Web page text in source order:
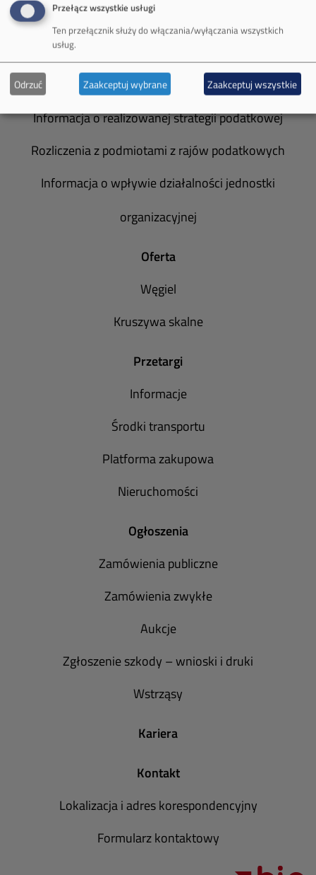
Zakład Górniczy Janina
Galeria zdjęć
Informacja o realizowanej strategii podatkowej
Rozliczenia z podmiotami z rajów podatkowych
Informacja o wpływie działalności jednostki
organizacyjnej
Oferta
Węgiel
Kruszywa skalne
Przetargi
Informacje
Środki transportu
Platforma zakupowa
Nieruchomości
Ogłoszenia
Zamówienia publiczne
Zamówienia zwykłe
Aukcje
Zgłoszenie szkody – wnioski i druki
Wstrząsy
Kariera
Kontakt
Lokalizacja i adres korespondencyjny
Formularz kontaktowy
Przełącz wszystkie usługi
Ten przełącznik służy do włączania/wyłączania wszystkich
usług.
Odrzuć Zaakceptuj wybrane Zaakceptuj wszystkie